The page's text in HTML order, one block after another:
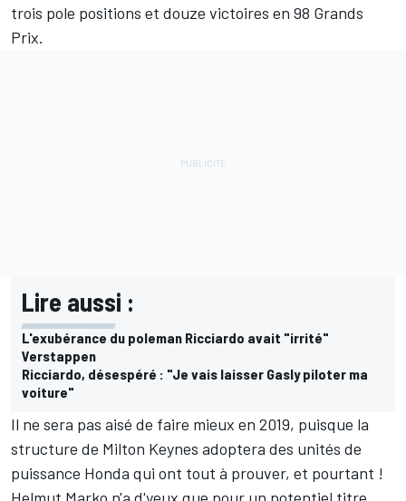
trois pole positions et douze victoires en 98 Grands
Prix.
Lire aussi :
L'exubérance du poleman Ricciardo avait "irrité"
Verstappen
Ricciardo, désespéré : "Je vais laisser Gasly piloter ma
voiture"
Il ne sera pas aisé de faire mieux en 2019, puisque la
structure de Milton Keynes adoptera des unités de
puissance Honda qui ont tout à prouver, et pourtant !